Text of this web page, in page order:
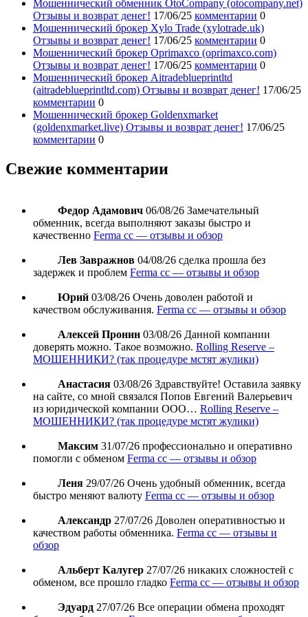
Мошеннический обменник OtoCompany (otocompany.net)
Отзывы и возврат денег! 17/06/25 комментарии 0
Мошеннический брокер Xylo Trade (xylotrade.uk)
Отзывы и возврат денег! 17/06/25 комментарии 0
Мошеннический брокер Oprimaxco (oprimaxco.com)
Отзывы и возврат денег! 17/06/25 комментарии 0
Мошеннический брокер Aitradeblueprintltd
(aitradeblueprintltd.com) Отзывы и возврат денег! 17/06/25
комментарии 0
Мошеннический брокер Goldenxmarket
(goldenxmarket.live) Отзывы и возврат денег! 17/06/25
комментарии 0
Свежие комментарии
Федор Адамович 06/08/26 Замечательный
обменник, всегда выполняют заказы быстро и
качественно Ferma cc — отзывы и обзор
Лев Завражнов 04/08/26 сделка прошла без
задержек и проблем Ferma cc — отзывы и обзор
Юрий 03/08/26 Очень доволен работой и
качеством обслуживания. Ferma cc — отзывы и обзор
Алексей Пронин 03/08/26 Данной компании
доверять можно. Такое возможно. Rolling Reserve –
МОШЕННИКИ? (так процедуре мстят жулики)
Анастасия 03/08/26 Здравствуйте! Оставила заявку
на сайте, со мной связался Попов Евгений Валерьевич
из юридической компании ООО… Rolling Reserve –
МОШЕННИКИ? (так процедуре мстят жулики)
Максим 31/07/26 профессионально и оперативно
помогли с обменом Ferma cc — отзывы и обзор
Леня 29/07/26 Очень удобный обменник, всегда
быстро меняют валюту Ferma cc — отзывы и обзор
Александр 27/07/26 Доволен оперативностью и
качеством работы обменника. Ferma cc — отзывы и
обзор
Альберт Калугер 27/07/26 никаких сложностей с
обменом, все прошло гладко Ferma cc — отзывы и обзор
Эдуард 27/07/26 Все операции обмена проходят